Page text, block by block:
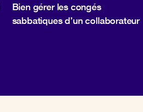
Bien gérer les congés
sabbatiques d’un collaborateur